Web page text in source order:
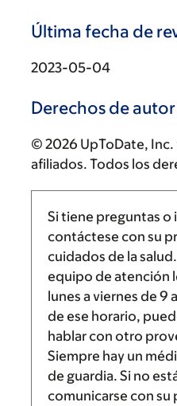
Última fecha de
2023-05-04
Derechos de autor
© 2026 UpToDate,
afiliados. Todos los
Si tiene preguntas
contáctese con su
cuidados de la
equipo de atención
lunes a viernes de 9
de ese horario,
hablar con otro
Siempre hay un
de guardia. Si no
comunicarse con su